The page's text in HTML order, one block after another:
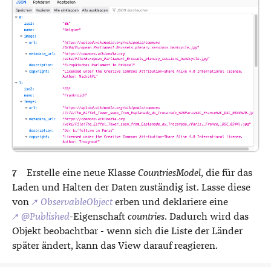
Erstelle eine neue Klasse CountriesModel, die für das
Laden und Halten der Daten zuständig ist. Lasse diese
von ↗ ObservableObjecterben und deklariere eine
↗ @Published-Eigenschaft countries. Dadurch wird das
Objekt beobachtbar - wenn sich die Liste der Länder
später ändert, kann das View darauf reagieren.